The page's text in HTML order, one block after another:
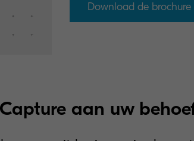
Download de brochure
aan uw